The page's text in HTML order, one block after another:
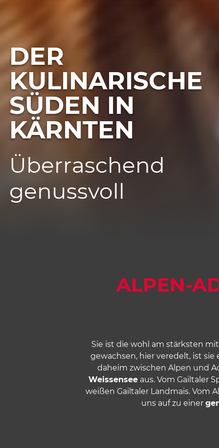
DER
KULINARISCHE
SÜDEN IN
KÄRNTEN
Überraschend
genussvoll
ALPEN-
Sie ist die wohl am stärksten
gewachsen, hier veredelt, ist
daheim zwischen Alpen und
Weissensee aus. Vom Gailtaler
weißen Gailtaler Landmais. Vom
uns auf zu einer